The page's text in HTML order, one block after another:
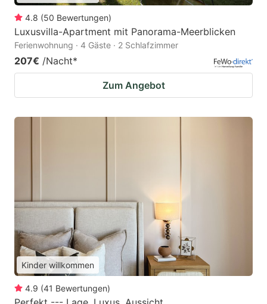
4.8 (50 Bewertungen)
Luxusvilla-Apartment mit Panorama-Meerblicken
Ferienwohnung · 4 Gäste · 2 Schlafzimmer
207€ /Nacht*
Zum Angebot
Kinder willkommen
4.9 (41 Bewertungen)